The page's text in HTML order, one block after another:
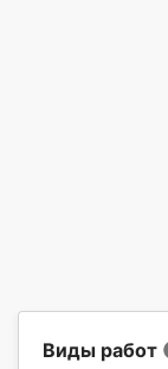
Виды работ